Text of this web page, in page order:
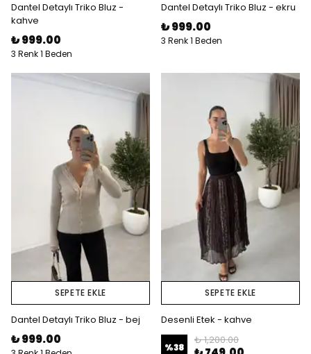
Dantel Detaylı Triko Bluz -
kahve
₺ 999.00
3 Renk 1 Beden
Dantel Detaylı Triko Bluz - ekru
₺ 999.00
3 Renk 1 Beden
SEPETE EKLE
Dantel Detaylı Triko Bluz - bej
₺ 999.00
SEPETE EKLE
Desenli Etek - kahve
%38
₺ 1,200.00